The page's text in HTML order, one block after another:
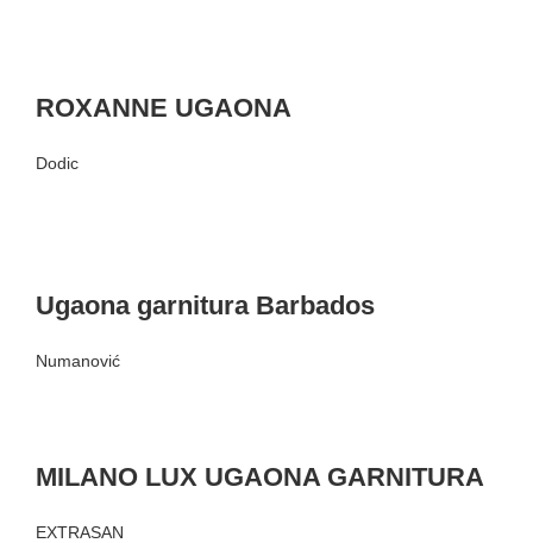
ROXANNE UGAONA
Dodic
Ugaona garnitura Barbados
Numanović
MILANO LUX UGAONA GARNITURA
EXTRASAN